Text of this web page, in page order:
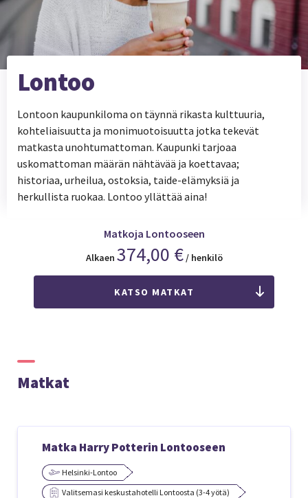
Lontoo
Lontoon kaupunkiloma on täynnä rikasta kulttuuria,
kohteliaisuutta ja monimuotoisuutta jotka tekevät
matkasta unohtumattoman. Kaupunki tarjoaa
uskomattoman määrän nähtävää ja koettavaa;
historiaa, urheilua, ostoksia, taide-elämyksiä ja
herkullista ruokaa. Lontoo yllättää aina!
Matkoja Lontooseen
Alkaen 374,00 €/ henkilö
KATSO MATKAT
Matkat
Matka Harry Potterin Lontooseen
Helsinki-Lontoo
Valitsemasi keskustahotelli Lontoosta (3-4 yötä)